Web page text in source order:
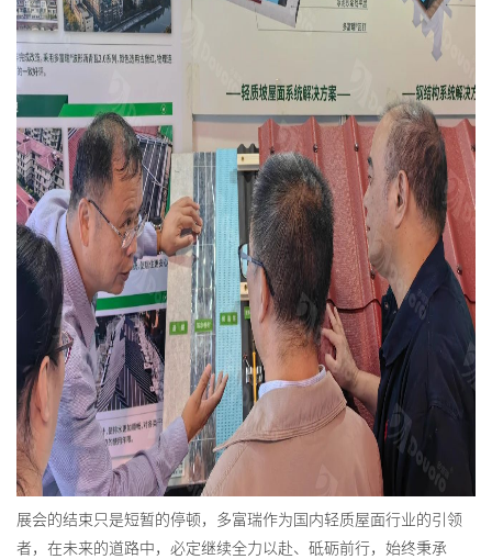
展会的结束只是短暂的停顿，多富瑞作为国内轻质屋面行业的引领
者，在未来的道路中，必定继续全力以赴、砥砺前行，始终秉承